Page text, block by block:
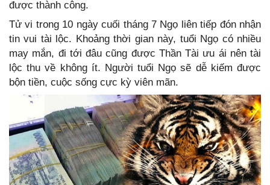
được thành công.
Tử vi trong 10 ngày cuối tháng 7 Ngọ liên tiếp đón nhận
tin vui tài lộc. Khoảng thời gian này, tuổi Ngọ có nhiều
may mắn, đi tới đâu cũng được Thần Tài ưu ái nên tài
lộc thu về không ít. Người tuổi Ngọ sẽ dễ kiếm được
bộn tiền, cuộc sống cực kỳ viên mãn.